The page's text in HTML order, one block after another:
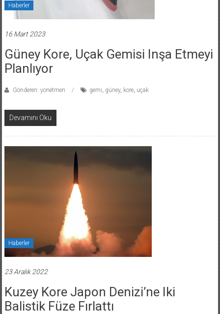
Haberler
16 Mart 2023
Güney Kore, Uçak Gemisi Inşa Etmeyi
Planlıyor
Gönderen: yonetmen gemi güney, kore, uçak
Devamını Oku
Haberler
23 Aralık 2022
Kuzey Kore Japon Denizi’ne Iki
Balistik Füze Fırlattı